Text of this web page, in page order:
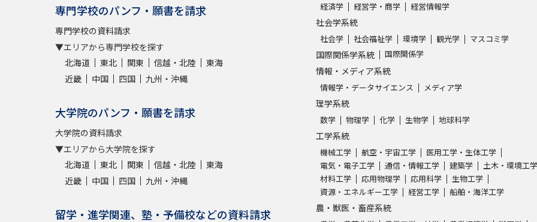
専門学校のパンフ・願書を請求
専門学校の資料請求
▼エリアから専門学校を探す
北海道
東北 関東 信越・北陸
東海
近畿
中国 四国 九州・沖縄
大学院のパンフ・願書を請求
大学院の資料請求
▼エリアから大学院を探す
北海道
東北 関東 信越・北陸
東海
近畿
中国 四国 九州・沖縄
留学・進学関連、塾・予備校などの資料請求
経済学 経営学・商学 経営情報学
社会学系統
社会学 社会福祉学 環境学 観光学 マスコミ学
国際関係学系統 国際関係学
情報・メディア系統
情報学・データサイエンス メディア学
理学系統
数学 物理学 化学 生物学 地球科学
工学系統
機械工学 航空・宇宙工学
医用工学・生体工学
電気・電子工学
通信・情報工学 建築学
土木・環境工学
材料工学
応用物理学 応用科学
生物工学
資源・エネルギー工学
経営工学 船舶・海洋工学
農・獣医・畜産系統